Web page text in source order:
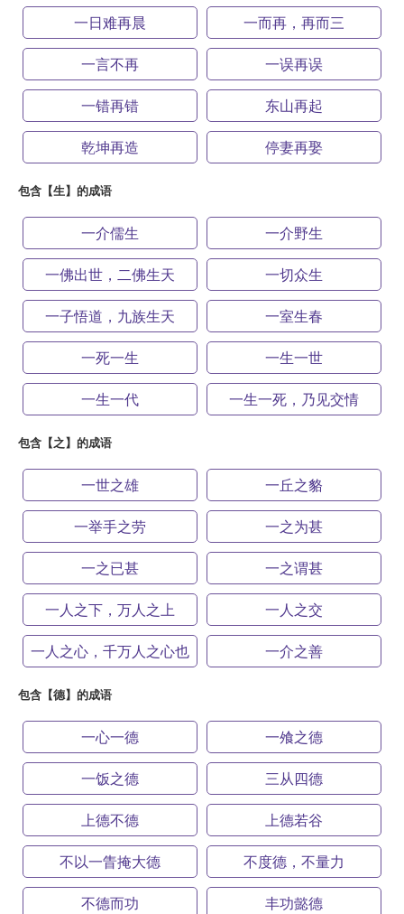
一日难再晨
一而再，再而三
一言不再
一误再误
一错再错
东山再起
乾坤再造
停妻再娶
包含【生】的成语
一介儒生
一介野生
一佛出世，二佛生天
一切众生
一子悟道，九族生天
一室生春
一死一生
一生一世
一生一代
一生一死，乃见交情
包含【之】的成语
一世之雄
一丘之貉
一举手之劳
一之为甚
一之已甚
一之谓甚
一人之下，万人之上
一人之交
一人之心，千万人之心也
一介之善
包含【德】的成语
一心一德
一飧之德
一饭之德
三从四德
上德不德
上德若谷
不以一眚掩大德
不度德，不量力
不德而功
丰功懿德